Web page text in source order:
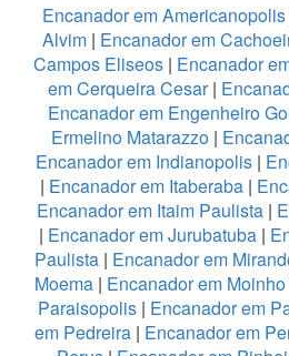
Encanador em Americanopolis
Alvim | Encanador em
Campos Eliseos | Encanador
em Cerqueira Cesar|
Encanador em Engenheiro
Ermelino Matarazzo |
Encanador em Indianopolis|
| Encanador em Itaberaba|
Encanador em Itaim Paulista |
| Encanador em Jurubatuba |
Paulista | Encanador em
Moema| Encanador em
Paraisopolis| Encanador em
em Pedreira | Encanador em